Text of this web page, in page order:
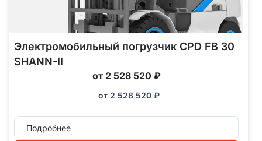
Электромобильный погрузчик CPD FB 30
SHANN-II
от 2 528 520 ₽
от 2 528 520 ₽
Подробнее